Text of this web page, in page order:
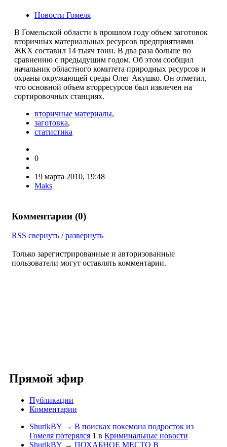
Новости Гомеля
В Гомельской области в прошлом году объем заготовок
вторичных материальных ресурсов предприятиями
ЖКХ составил 14 тыяч тонн. В два раза больше по
сравнению с предыдущим годом. Об этом сообщил
начальник областного комитета природных ресурсов и
охраны окружающей среды Олег Акушко. Он отметил,
что основной объем вторресурсов был извлечен на
сортировочных станциях.
вторичные материалы,
заготовка,
статистика
0
19 марта 2010, 19:48
Maks
Комментарии (0)
RSS свернуть /развернуть
Только зарегистрированные и авторизованные
пользователи могут оставлять комментарии.
Прямой эфир
Публикации
Комментарии
ShurikBY → В поисках покемона подросток из
Гомеля потерялся 1 в Криминальные новости
ShurikBY → ПОХАБНОЕ МЕСТО В